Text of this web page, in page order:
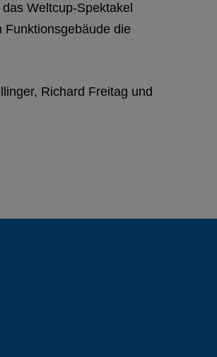
Weltcup-Spektakel
Funktionsgebäude die
Richard Freitag und